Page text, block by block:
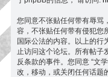
您同意不张贴任何带有辱骂
容，不张贴任何带有侵犯您
国际公法的内容。以上的行
止访问这个论坛。所有帖子
反条款的事件。您同意 “文
改，移动，或关闭任何话题